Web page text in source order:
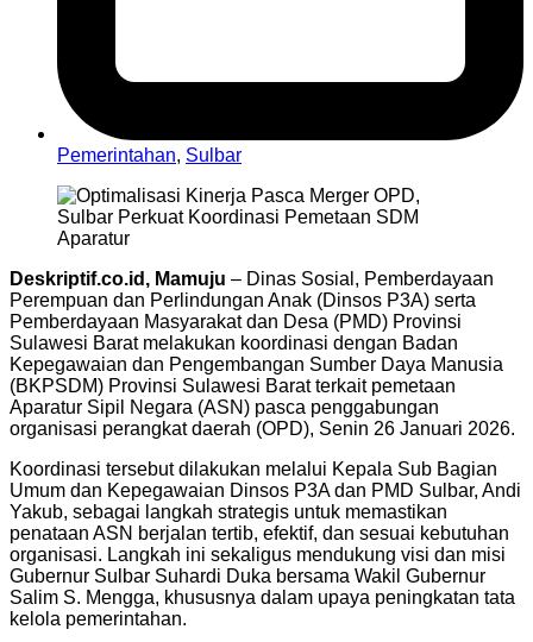
Pemerintahan, Sulbar
Deskriptif.co.id, Mamuju – Dinas Sosial, Pemberdayaan
Perempuan dan Perlindungan Anak (Dinsos P3A) serta
Pemberdayaan Masyarakat dan Desa (PMD) Provinsi
Sulawesi Barat melakukan koordinasi dengan Badan
Kepegawaian dan Pengembangan Sumber Daya Manusia
(BKPSDM) Provinsi Sulawesi Barat terkait pemetaan
Aparatur Sipil Negara (ASN) pasca penggabungan
organisasi perangkat daerah (OPD), Senin 26 Januari 2026.
Koordinasi tersebut dilakukan melalui Kepala Sub Bagian
Umum dan Kepegawaian Dinsos P3A dan PMD Sulbar, Andi
Yakub, sebagai langkah strategis untuk memastikan
penataan ASN berjalan tertib, efektif, dan sesuai kebutuhan
organisasi. Langkah ini sekaligus mendukung visi dan misi
Gubernur Sulbar Suhardi Duka bersama Wakil Gubernur
Salim S. Mengga, khususnya dalam upaya peningkatan tata
kelola pemerintahan.